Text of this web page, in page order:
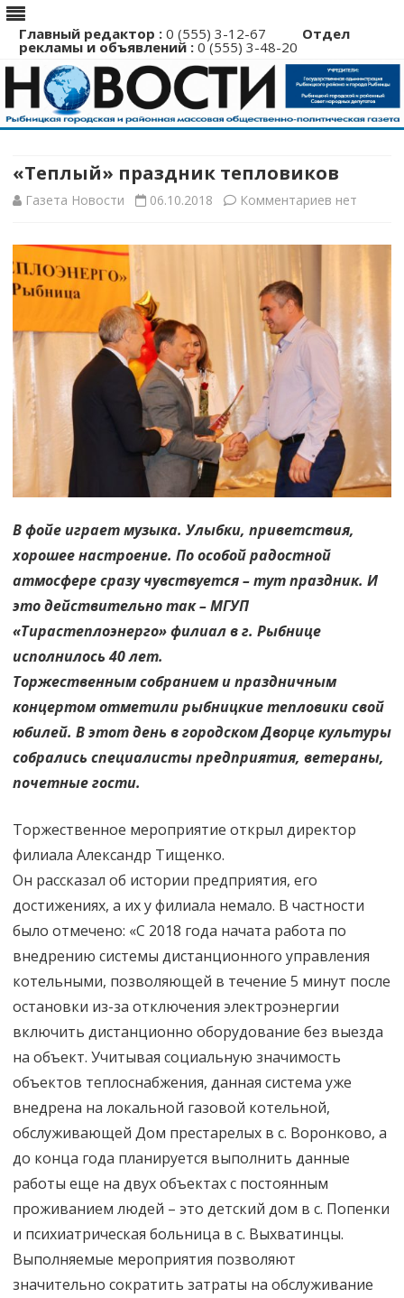
Главный редактор : 0 (555) 3-12-67 Отдел
рекламы и объявлений : 0 (555) 3-48-20
Перейти
«Теплый» праздник тепловиков
Газета Новости 06.10.2018 Комментариев к
праздник
тепловиков
нет
В фойе играет музыка. Улыбки, приветствия,
хорошее настроение. По особой радостной
атмосфере сразу чувствуется – тут праздник. И
это действительно так – МГУП
«Тирастеплоэнерго» филиал в г. Рыбнице
исполнилось 40 лет.
Торжественным собранием и праздничным
концертом отметили рыбницкие тепловики свой
юбилей. В этот день в городском Дворце культуры
собрались специалисты предприятия, ветераны,
почетные гости.
Торжественное мероприятие открыл директор
филиала Александр Тищенко.
Он рассказал об истории предприятия, его
достижениях, а их у филиала немало. В частности
было отмечено: «С 2018 года начата работа по
внедрению системы дистанционного управления
котельными, позволяющей в течение 5 минут после
остановки из-за отключения электроэнергии
включить дистанционно оборудование без выезда
на объект. Учитывая социальную значимость
объектов теплоснабжения, данная система уже
внедрена на локальной газовой котельной,
обслуживающей Дом престарелых в с. Воронково, а
до конца года планируется выполнить данные
работы еще на двух объектах с постоянным
проживанием людей – это детский дом в с. Попенки
и психиатрическая больница в с. Выхватинцы.
Выполняемые мероприятия позволяют
значительно сократить затраты на обслуживание